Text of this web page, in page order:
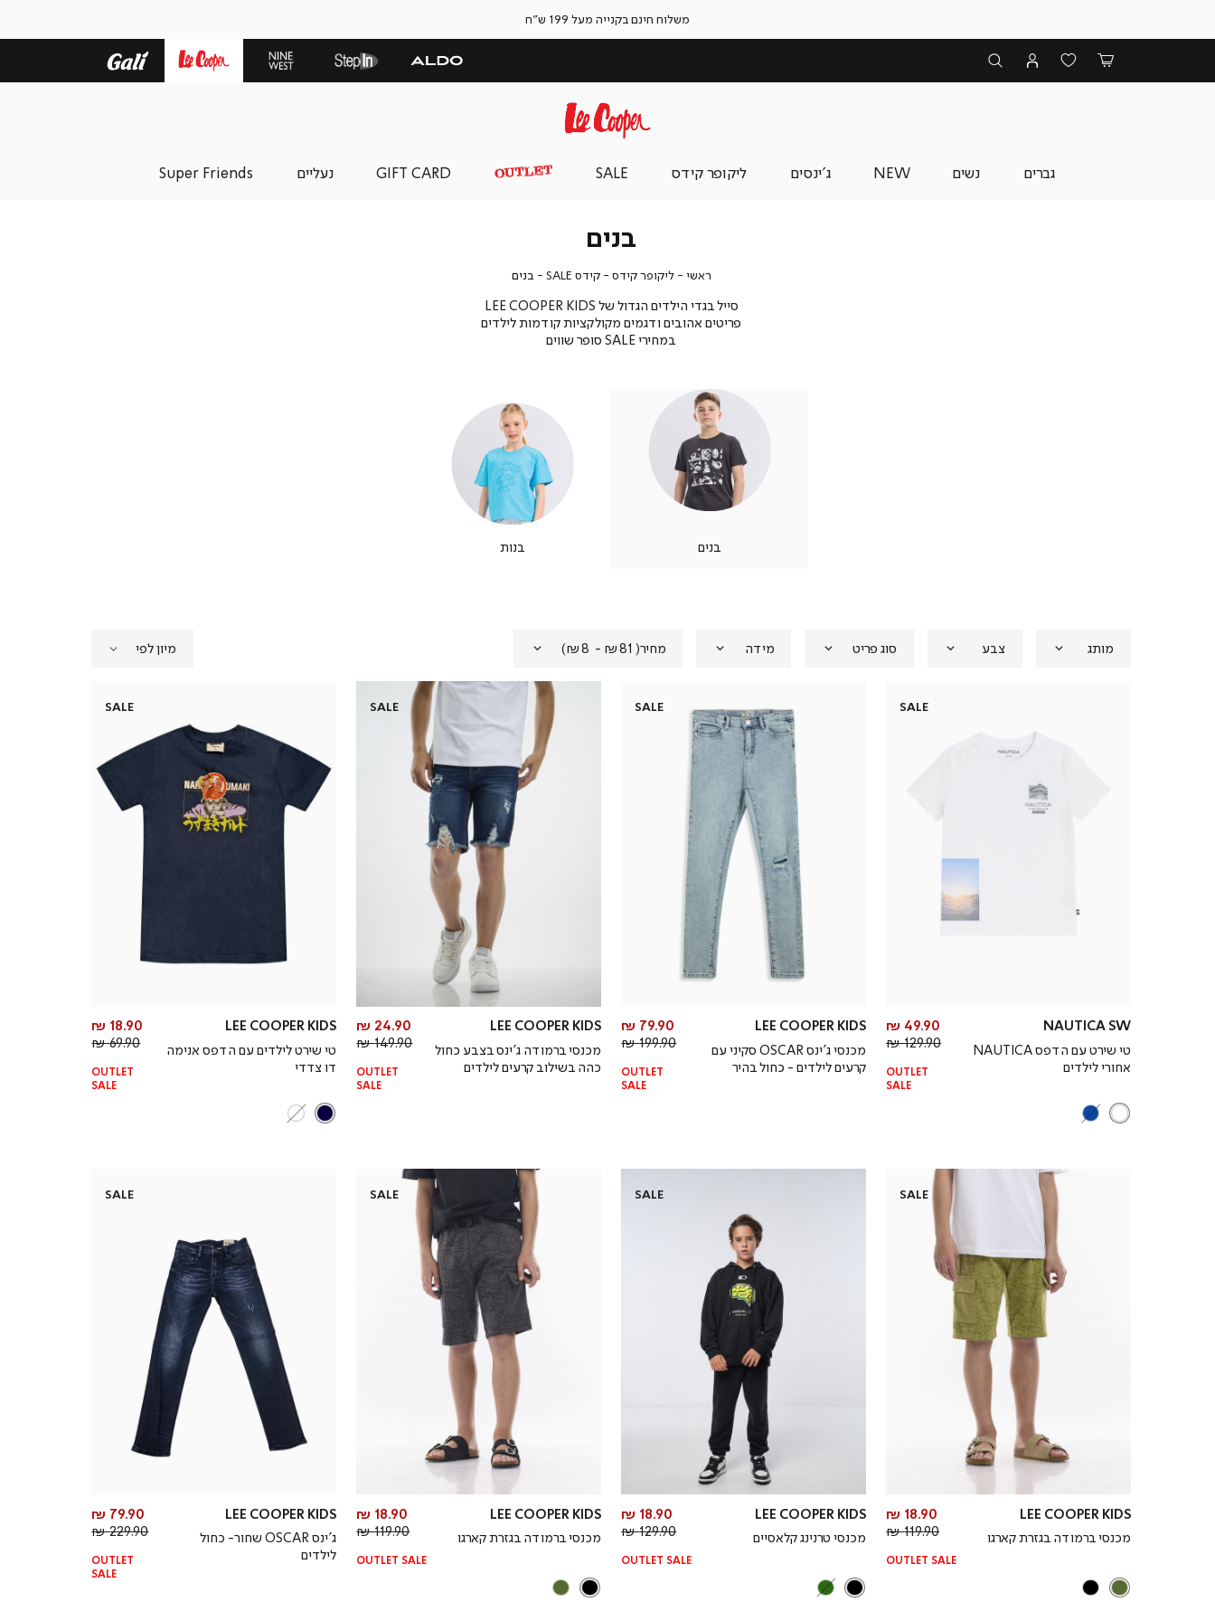
משלוח חינם בקנייה מעל 199 ש"ח
גברים נשים NEW ג'ינסים ליקופר קידס SALE
GIFT CARD נעליים Super Friends
בנים
ראשי ראשי
ליקופר קידס ליקופר
קידס SALE
קידס
בניםבנים
סייל בגדי הילדים הגדול של LEE COOPER KIDS
פריטים אהובים ודגמים מקולקציות קודמות לילדים
במחירי SALE סופר שווים
בנים בנות
מותג צבע סוג פריט מידה מחיר(
)
SALE
NAUTICA SW
טי שירט עם הדפס NAUTICA
אחורי לילדים
מחיר
מוצר
49.90 ₪
מחיר
129.90 ₪
OUTLET
SALE
SALE
LEE COOPER KIDS
מכנסי ג’ינס OSCAR סקיני עם
קרעים לילדים - כחול בהיר
מחיר
מוצר
79.90 ₪
מחיר
199.90 ₪
OUTLET
SALE
SALE
LEE COOPER KIDS
מכנסי ברמודה ג’ינס בצבע כחול
כהה בשילוב קרעים לילדים
מחיר
מוצר
24.90 ₪
מחיר
149.90 ₪
OUTLET
SALE
SALE
LEE COOPER KIDS
טי שירט לילדים עם הדפס אנימה
דו צדדי
מחיר
מוצר
18.90 ₪
מחיר
69.90 ₪
OUTLET
SALE
SALE
LEE COOPER KIDS
מכנסי ברמודה בגזרת קארגו
מחיר
מוצר
18.90 ₪
מחיר
119.90 ₪
OUTLET SALE
SALE
LEE COOPER KIDS
מכנסי טרנינג קלאסיים
מחיר
מוצר
18.90 ₪
מחיר
129.90 ₪
OUTLET SALE
SALE
LEE COOPER KIDS
מכנסי ברמודה בגזרת קארגו
מחיר
מוצר
18.90 ₪
מחיר
119.90 ₪
OUTLET SALE
SALE
LEE COOPER KIDS
ג’ינס OSCAR שחור- כחול
לילדים
מחיר
מוצר
79.90 ₪
מחיר
229.90 ₪
OUTLET
SALE